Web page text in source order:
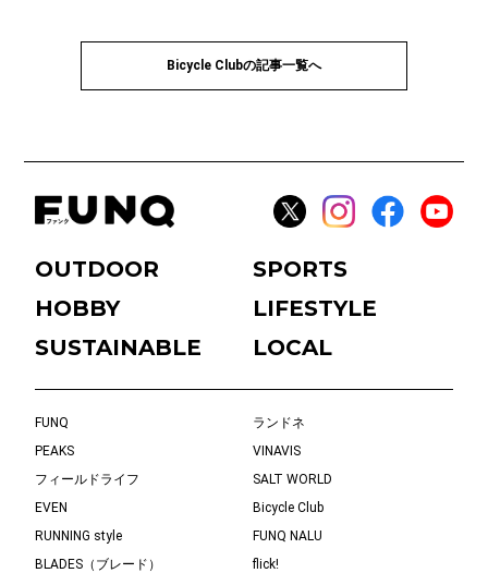
Bicycle Clubの記事一覧へ
OUTDOOR
SPORTS
HOBBY
LIFESTYLE
SUSTAINABLE
LOCAL
FUNQ
ランドネ
PEAKS
VINAVIS
フィールドライフ
SALT WORLD
EVEN
Bicycle Club
RUNNING style
FUNQ NALU
BLADES（ブレード）
flick!